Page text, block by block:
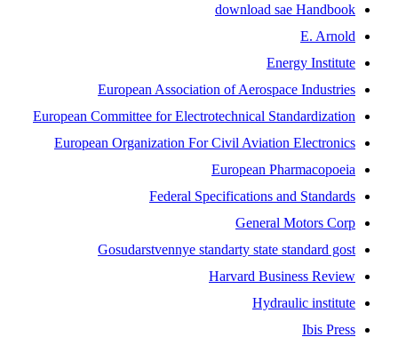
download sae Handbook
E. Arnold
Energy Institute
European Association of Aerospace Industries
European Committee for Electrotechnical Standardization
European Organization For Civil Aviation Electronics
European Pharmacopoeia
Federal Specifications and Standards
General Motors Corp
Gosudarstvennye standarty state standard gost
Harvard Business Review
Hydraulic institute
Ibis Press